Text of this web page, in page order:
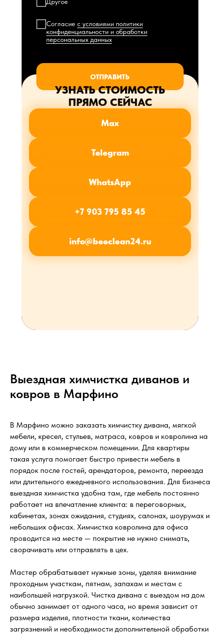
Другое
Согласие с условиями политики
конфиденциальности и обработки
персональных данных
ОТПРАВИТЬ
УЗНАТЬ СТОИМОСТЬ
ПРЯМО СЕЙЧАС
Max
Telegram
WhatsApp
+7 903 795 85 45
info@beeclean24.ru
Выездная химчистка диванов и
ковров в Марфино
В Марфино можно заказать химчистку дивана, мягкой
мебели, кресел, стульев, матраса, ковров и ковролина на
дому или в коммерческом помещении. Для квартиры
такая услуга помогает быстро привести мебель в
порядок после гостей, арендаторов, ремонта, переезда
или длительного ежедневного использования. Для бизнеса
выездная химчистка удобна там, где мебель постоянно
работает на впечатление клиента: в переговорных,
кабинетах, зонах ожидания, студиях, салонах, шоурумах и
небольших офисах. Химчистка ковролина для офиса
проводится на месте — покрытие не нужно снимать,
сворачивать или отправлять в цех.
Мастер обрабатывает нужные зоны, уделяя внимание
проходным участкам, пятнам, запахам и местам с
наибольшей нагрузкой. Чистка дивана с выездом на дом
обычно занимает от одного часа, но время зависит от
размера изделия, плотности ткани, количества
загрязнений и необходимости дополнительной обработки